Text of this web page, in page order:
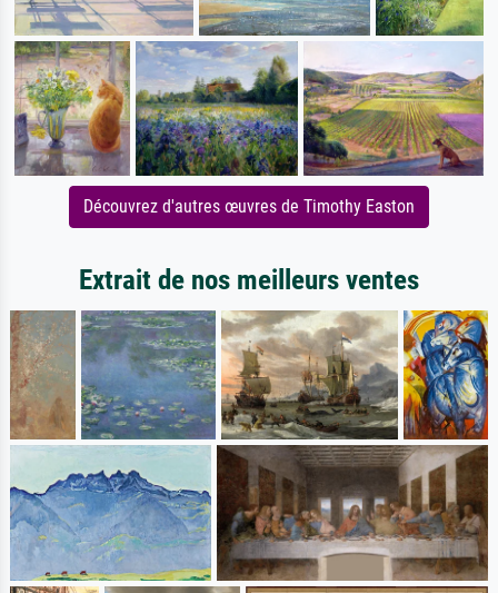
Découvrez d'autres œuvres de Timothy Easton
Extrait de nos meilleurs ventes